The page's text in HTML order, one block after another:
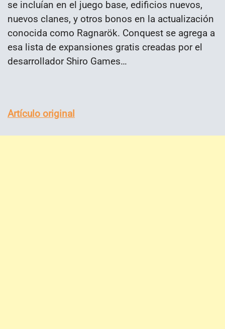
se incluían en el juego base, edificios nuevos,
nuevos clanes, y otros bonos en la actualización
conocida como Ragnarök. Conquest se agrega a
esa lista de expansiones gratis creadas por el
desarrollador Shiro Games…
Artículo original